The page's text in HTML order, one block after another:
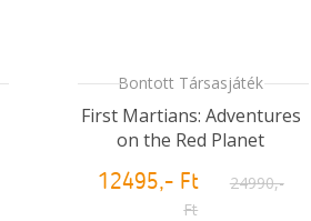
Bontott Társasjáték
First Martians: Adventures
on the Red Planet
12495,- Ft
24990,-
Ft